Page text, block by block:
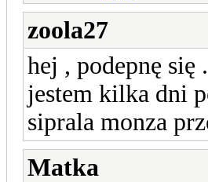
zoola27
hej , podepnę
jestem kilka dni
siprala monza
Matka